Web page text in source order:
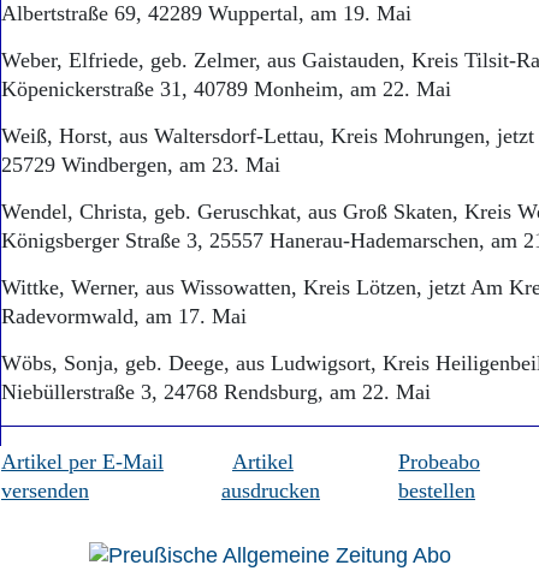
Albertstraße 69, 42289 Wuppertal, am 19. Mai
Weber, Elfriede, geb. Zelmer, aus Gaistauden, Kreis Tilsit-
Köpenickerstraße 31, 40789 Monheim, am 22. Mai
Weiß, Horst, aus Waltersdorf-Lettau, Kreis Mohrungen, jetzt
25729 Windbergen, am 23. Mai
Wendel, Christa, geb. Geruschkat, aus Groß Skaten, Kreis
Königsberger Straße 3, 25557 Hanerau-Hademarschen, am
Wittke, Werner, aus Wissowatten, Kreis Lötzen, jetzt Am
Radevormwald, am 17. Mai
Wöbs, Sonja, geb. Deege, aus Ludwigsort, Kreis
Niebüllerstraße 3, 24768 Rendsburg, am 22. Mai
Artikel per E-Mail
versenden
Artikel
ausdrucken
Probeabo
bestellen